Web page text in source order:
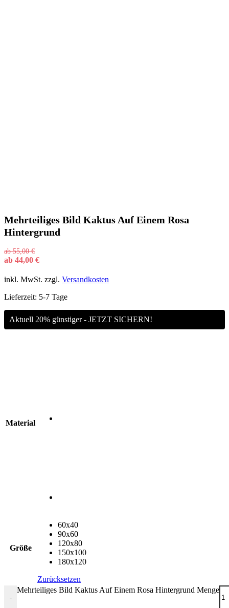
Mehrteiliges Bild Kaktus Auf Einem Rosa
Hintergrund
ab55,00€
ab 44,00 €
inkl. MwSt. zzgl. Versandkosten
Lieferzeit: 5-7 Tage
Aktuell 20% günstiger - JETZT SICHERN!
Material
Größe
60x40
90x60
120x80
150x100
180x120
Zurücksetzen
-
Mehrteiliges Bild Kaktus Auf Einem Rosa Hintergrund Menge